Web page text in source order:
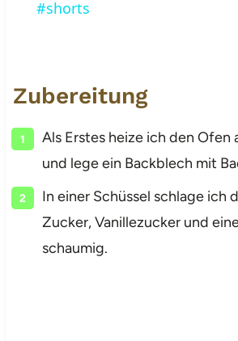
#shorts
Zubereitung
Als Erstes heize ich den Ofen
und lege ein Backblech mit
In einer Schüssel schlage ich
Zucker, Vanillezucker und
schaumig.